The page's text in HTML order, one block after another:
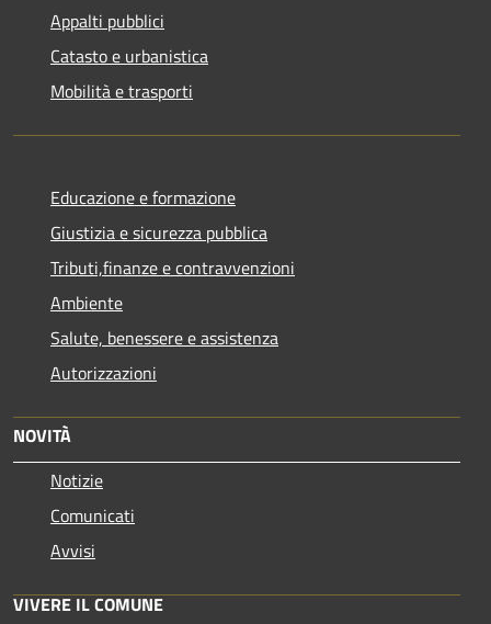
Appalti pubblici
Catasto e urbanistica
Mobilità e trasporti
Educazione e formazione
Giustizia e sicurezza pubblica
Tributi,finanze e contravvenzioni
Ambiente
Salute, benessere e assistenza
Autorizzazioni
NOVITÀ
Notizie
Comunicati
Avvisi
VIVERE IL COMUNE